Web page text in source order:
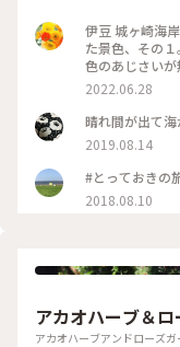
伊豆 城ヶ崎海岸 門脇吊り橋 今
た景色、その１。 赤
色のあじさいが無
っぷ #アート
#けっこう揺れま
2022.06.28
晴れ間が出て海
2019.08.14
#とっておきの
2018.08.10
アカオハーブ＆
アカオハーブアンドローズガ